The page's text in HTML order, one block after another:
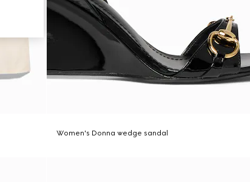
Women's Donna wedge sandal